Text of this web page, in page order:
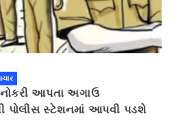
નોકરી આપતા અગાઉ
પોલીસ સ્ટેશનમાં આપવી પડશે